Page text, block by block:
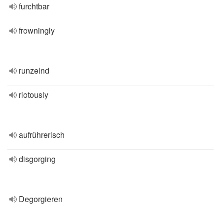
furchtbar
frowningly
runzelnd
riotously
aufrührerisch
disgorging
Degorgieren